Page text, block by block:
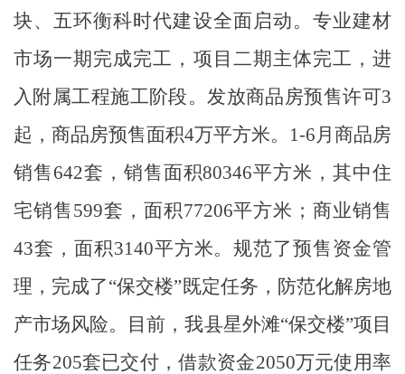
块、五环衡科时代建设全面启动。专业建材
市场一期完成完工，项目二期主体完工，进
入附属工程施工阶段。 发放商品房预售许可3
起，商品房预售面积4万平方米。1-6月商品房
销售642套，销售面积80346平方米，其中住
宅销售599套，面积77206平方米；商业销售
43套，面积3140平方米。规范了预售资金管
理，完成了“保交楼”既定任务 ，防范化解房地
产市场风险。目前，我县星外滩“保交楼”项目
任务205套已交付，借款资金2050万元使用率